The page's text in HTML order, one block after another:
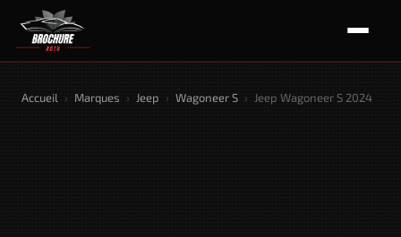
Accueil › Marques › Jeep › Wagoneer S › Jeep Wagoneer S 2024